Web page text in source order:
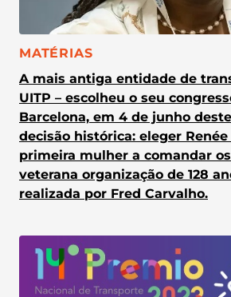
CATEGORIA:
MATÉRIAS
A mais antiga entidade de
UITP – escolheu o seu
Barcelona, em 4 de junho
decisão histórica: eleger
primeira mulher a comandar
veterana organização de 128
realizada por Fred Carvalho.